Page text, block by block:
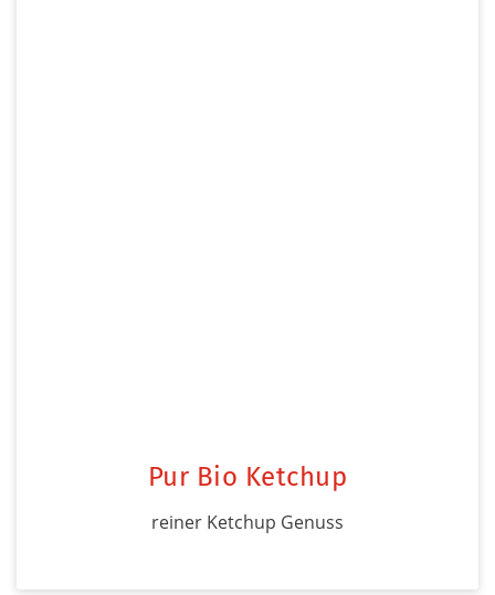
Pur Bio Ketchup
reiner Ketchup Genuss